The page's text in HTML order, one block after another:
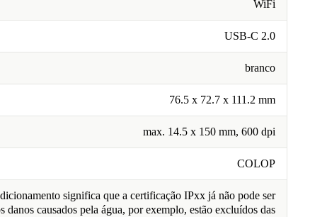
WiFi
USB-C 2.0
branco
76.5 x 72.7 x 111.2 mm
max. 14.5 x 150 mm, 600 dpi
COLOP
significa que a certificação IPxx já não pode ser
danos causados pela água, por exemplo, estão excluídos das